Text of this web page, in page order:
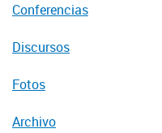
Conferencias
Discursos
Fotos
Archivo